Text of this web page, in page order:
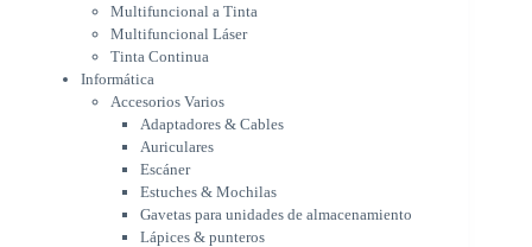
Escáner
Estuches & Mochilas
Gavetas para unidades de
almacenamiento
Lápices & punteros
Soportes
WebCam
Componentes para PC
Fuentes
Gabinetes
Multifuncional a Tinta
Multifuncional Láser
Tinta Continua
Informática
Accesorios Varios
Adaptadores & Cables
Auriculares
Escáner
Estuches & Mochilas
Gavetas para unidades de almacenamiento
Lápices & punteros